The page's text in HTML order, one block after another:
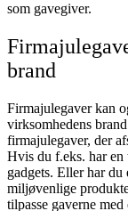
som gavegiver.
brand
Firmajulegaver kan
virksomhedens
firmajulegaver, der
Hvis du f.eks. har en
gadgets. Eller har
miljøvenlige
tilpasse gaverne